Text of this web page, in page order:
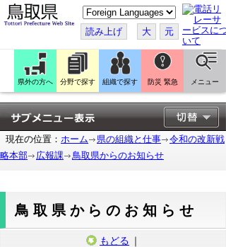
こ
の
ペ
ー
ジ
翻
訳
す
る
読み上げ 大 元
県外の方へ 分野で探す 組織で探す 防災 緊急 メニュー
現在の位置： ホーム 県の組織と仕事
令和の改新戦
略本部
広報課 鳥取県からのお知らせ
鳥取県からのお知らせ
もどる ｜